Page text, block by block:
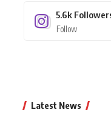
5.6k
Follow
Latest News